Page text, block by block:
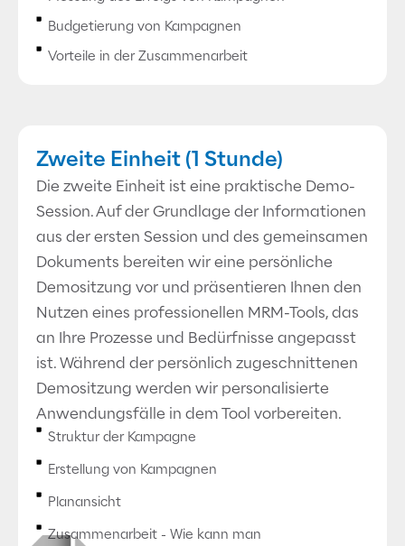
Budgetierung von Kampagnen
Vorteile in der Zusammenarbeit
Zweite Einheit (1 Stunde)
Die zweite Einheit ist eine praktische Demo-
Session. Auf der Grundlage der Informationen
aus der ersten Session und des gemeinsamen
Dokuments bereiten wir eine persönliche
Demositzung vor und präsentieren Ihnen den
Nutzen eines professionellen MRM-Tools, das
an Ihre Prozesse und Bedürfnisse angepasst
ist. Während der persönlich zugeschnittenen
Demositzung werden wir personalisierte
Anwendungsfälle in dem Tool vorbereiten.
Struktur der Kampagne
Erstellung von Kampagnen
Planansicht
Zusammenarbeit - Wie kann man